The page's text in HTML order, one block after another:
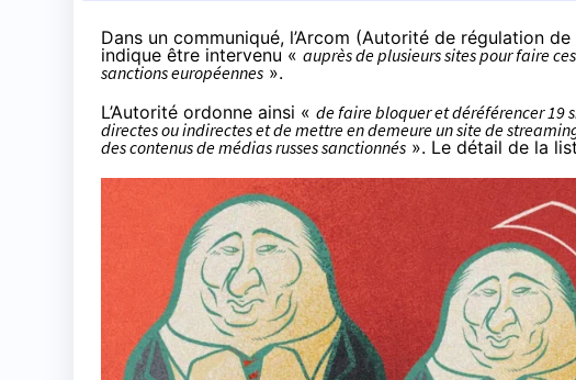
Dans un communiqué, l’Arcom (Autorité de régulation
indique être intervenu « auprès de plusieurs sites pour faire
sanctions européennes ».
L’Autorité ordonne ainsi « de faire bloquer et déréférencer 19
directes ou indirectes et de mettre en demeure un site de
des contenus de médias russes sanctionnés ». Le détail de la